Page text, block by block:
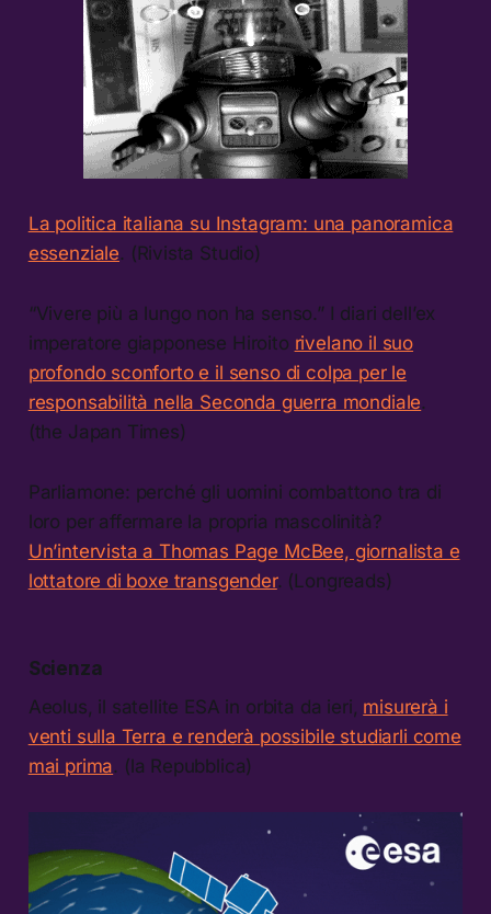
La politica italiana su Instagram: una panoramica
essenziale. (Rivista Studio)
“Vivere più a lungo non ha senso.” I diari dell’ex
imperatore giapponese Hiroito rivelano il suo
profondo sconforto e il senso di colpa per le
responsabilità nella Seconda guerra mondiale.
(the Japan Times)
Parliamone: perché gli uomini combattono tra di
loro per affermare la propria mascolinità?
Un’intervista a Thomas Page McBee, giornalista e
lottatore di boxe transgender. (Longreads)
Scienza
Aeolus, il satellite ESA in orbita da ieri, misurerà i
venti sulla Terra e renderà possibile studiarli come
mai prima. (la Repubblica)